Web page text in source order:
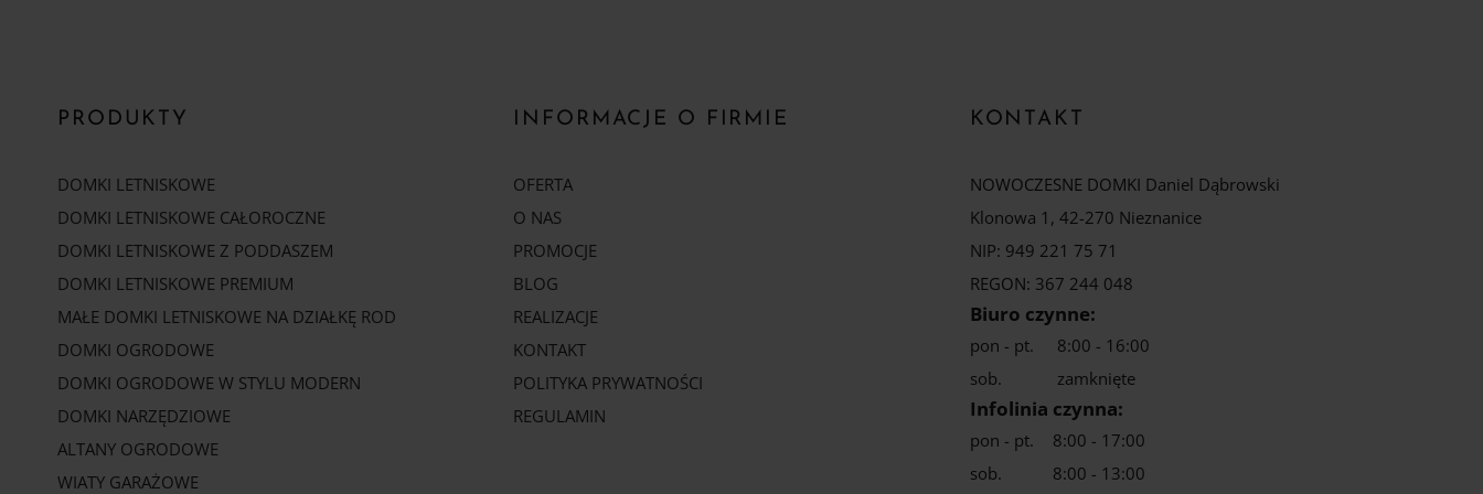
PRODUKTY
DOMKI LETNISKOWE
DOMKI LETNISKOWE CAŁOROCZNE
DOMKI LETNISKOWE Z PODDASZEM
DOMKI LETNISKOWE PREMIUM
MAŁE DOMKI LETNISKOWE NA DZIAŁKĘ ROD
DOMKI OGRODOWE
DOMKI OGRODOWE W STYLU MODERN
DOMKI NARZĘDZIOWE
ALTANY OGRODOWE
WIATY GARAŻOWE
INFORMACJE O FIRMIE
OFERTA
O NAS
PROMOCJE
BLOG
REALIZACJE
KONTAKT
POLITYKA PRYWATNOŚCI
REGULAMIN
KONTAKT
NOWOCZESNE DOMKI Daniel Dąbrowski
Klonowa 1, 42-270 Nieznanice
NIP: 949 221 75 71
REGON: 367 244 048
Biuro czynne:
pon - pt.
8:00 - 16:00
sob.
zamknięte
Infolinia czynna:
pon - pt.
8:00 - 17:00
sob.
8:00 - 13:00